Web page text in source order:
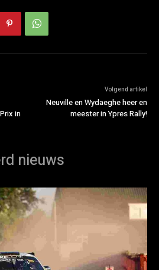
in
Volgend artikel
Neuville en Wydaeghe heer en
meester in Ypres Rally!
nieuws